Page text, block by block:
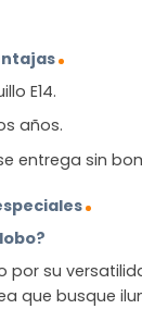
E14.
años.
entrega sin
por su
que busque